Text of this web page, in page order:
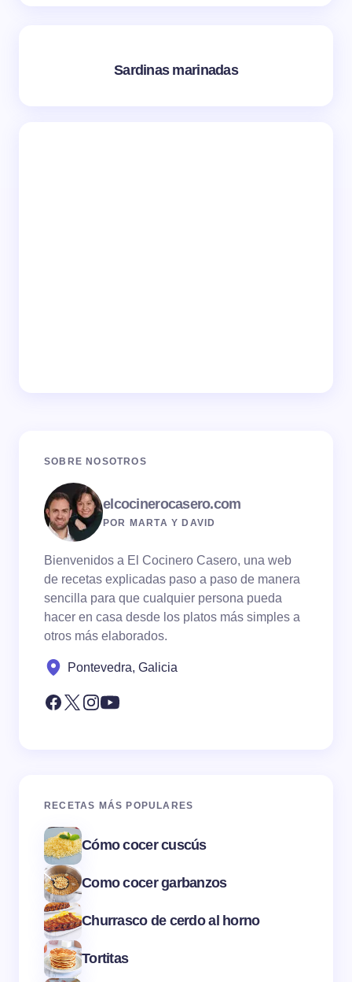
Sardinas marinadas
SOBRE NOSOTROS
elcocinerocasero.com
POR MARTA Y DAVID
Bienvenidos a El Cocinero Casero, una web
de recetas explicadas paso a paso de manera
sencilla para que cualquier persona pueda
hacer en casa desde los platos más simples a
otros más elaborados.
Pontevedra, Galicia
RECETAS MÁS POPULARES
Cómo cocer cuscús
Como cocer garbanzos
Churrasco de cerdo al horno
Tortitas